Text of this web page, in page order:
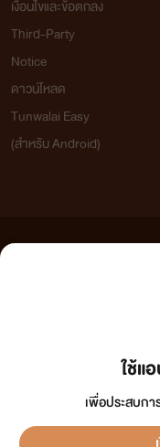
ใช้แ
เพื่อประสบก
เงื่อนไขและข้อตกลง
Third-Party
Notice
ดาวน์โหลด
Tunwalai Easy
(สำหรับ Android)
เว็บไซต์แห่งนี้ไม่ได้เห็นด้วยและไม่ขอ
วิจารณญาณในการกลั่นกรองด้วยตนเ
กรุณาแจ้งมาที่
ลิขสิทธิ์ตามพระราชบัญญัติลิขสิทธิ์ (ฉบั